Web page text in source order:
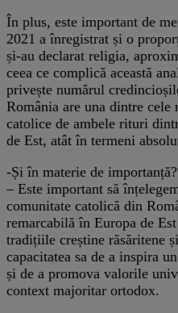
În plus, este important de
2021 a înregistrat și o
și-au declarat religia,
ceea ce complică această
privește numărul
România are una dintre
catolice de ambele rituri
de Est, atât în termeni
-Și în materie de importanță?
– Este important să
comunitate catolică din
remarcabilă în Europa de
tradițiile creștine răsăritene
capacitatea sa de a inspira
și de a promova valorile
context majoritar ortodox.